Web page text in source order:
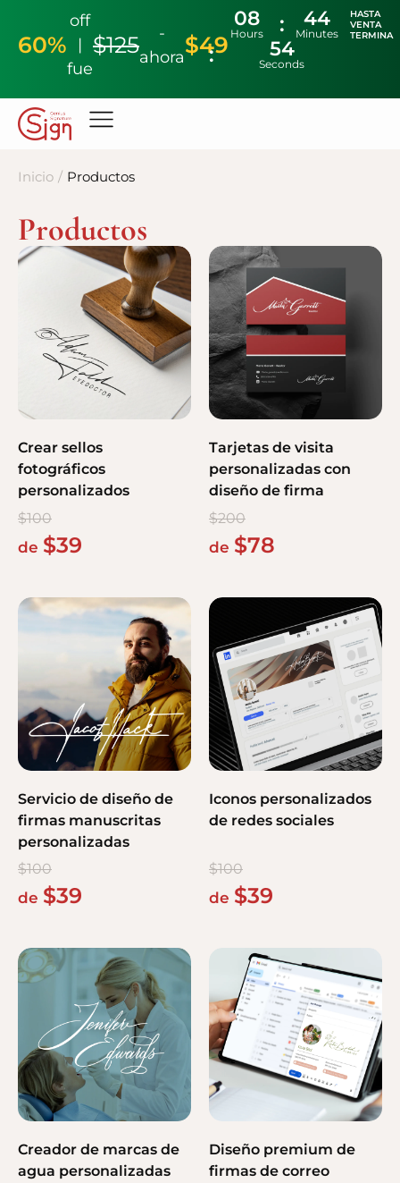
60%
off
|
fue
$125
-
ahora$49
08
Hours
44
Minutes
53
Seconds
HASTA
VENTA
TERMINA
Inicio / Productos
Productos
Crear sellos
fotográficos
personalizados
$100
de $39
Tarjetas de visita
personalizadas con
diseño de firma
$200
de $78
Servicio de diseño de
firmas manuscritas
personalizadas
$100
de $39
Iconos personalizados
de redes sociales
$100
de $39
Creador de marcas de
agua personalizadas
Diseño premium de
firmas de correo